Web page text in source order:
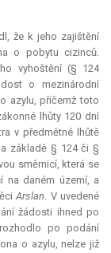
že k jeho zajištění
o pobytu cizinců.
vyhoštění (§ 124
o mezinárodní
azylu, přičemž toto
lhůty 120 dní
v předmětné lhůtě
základě § 124 či §
směrnicí, která se
na daném území, a
Arslan. V uvedené
žádosti ihned po
po podání
o azylu, nelze již